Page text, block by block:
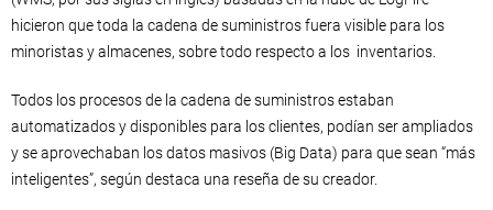
hicieron que toda la cadena de suministros fuera visible para los
minoristas y almacenes, sobre todo respecto a los inventarios.
Todos los procesos de la cadena de suministros estaban
automatizados y disponibles para los clientes, podían ser ampliados
y se aprovechaban los datos masivos (Big Data) para que sean “más
inteligentes”, según destaca una reseña de su creador.